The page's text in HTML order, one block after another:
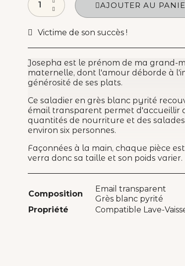
AJOUTER AU
Victime de son succès !
Josepha est le prénom de ma grand-
maternelle, dont l'amour déborde à
générosité de ses plats.
Ce saladier en grès blanc pyrité
émail transparent permet d'accueillir
quantités de nourriture et des
environ six personnes.
Façonnées à la main, chaque pièce
verra donc sa taille et son poids varier.
Composition
Email transparent
Grès blanc pyrité
Propriété
Compatible Lave-